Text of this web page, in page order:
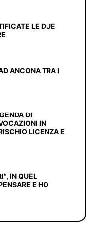
LE DUE
ANCONA TRA I
DI
IN
LICENZA E
IN QUEL
E HO